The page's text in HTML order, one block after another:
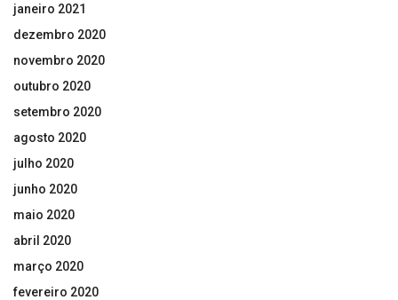
janeiro 2021
dezembro 2020
novembro 2020
outubro 2020
setembro 2020
agosto 2020
julho 2020
junho 2020
maio 2020
abril 2020
março 2020
fevereiro 2020